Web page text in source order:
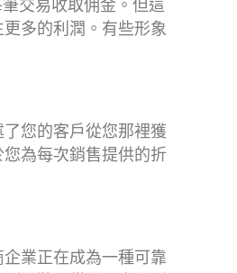
交易收取佣金。但這
多的利潤。有些形象
您的客戶從您那裡獲
為每次銷售提供的折
企業正在成為一種可靠